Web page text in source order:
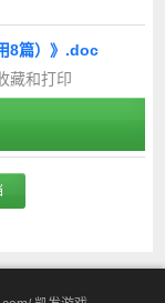
8篇）》.doc
藏和打印